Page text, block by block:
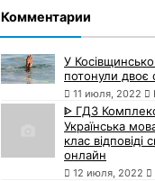
Комментарии
У
потонули двоє
11 июля, 2022
ᐈ ГДЗ
Українська
клас відповіді
онлайн
12 июля, 2022